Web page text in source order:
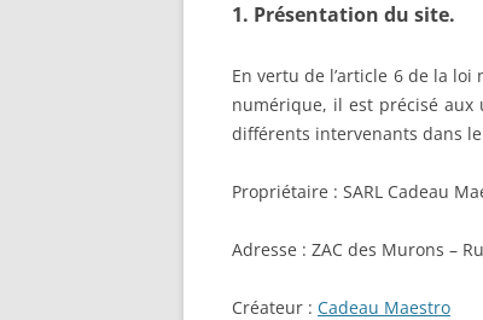
1. Présentation du site.
En vertu de l’article 6 de la loi
numérique, il est précisé
différents intervenants dans
Propriétaire : SARL Cadeau
Adresse : ZAC des Murons –
Créateur : Cadeau Maestro